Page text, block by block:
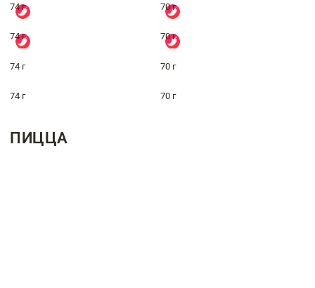
74 г 70 г
74 г 70 г
74 г 70 г
74 г 70 г
ПИЦЦА